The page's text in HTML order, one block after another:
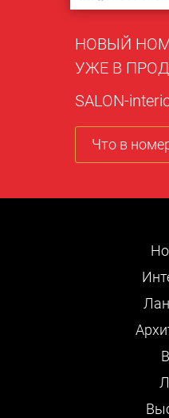
НОВЫЙ
УЖЕ В
SALON-
Что в